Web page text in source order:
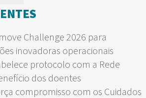
Challenge 2026 para
inovadoras operacionais
protocolo com a Rede
dos doentes
compromisso com os Cuidados